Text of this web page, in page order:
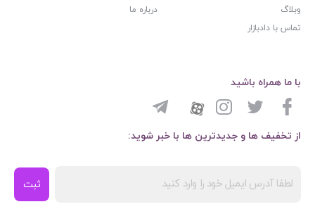
وبلاگ
درباره ما
تماس با دادبازار
از تخفیف ها و جدیدترین ها با خبر شوید:
ثبت
با ما همراه باشید